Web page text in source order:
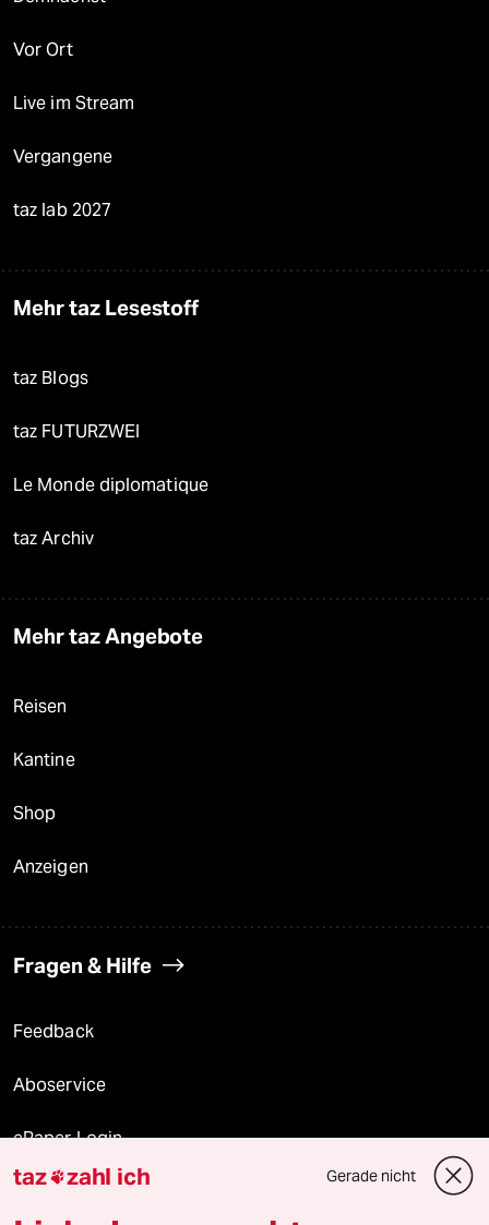
Vor Ort
Live im Stream
Vergangene
taz lab 2027
Mehr taz Lesestoff
taz Blogs
taz FUTURZWEI
Le Monde diplomatique
taz Archiv
Mehr taz Angebote
Reisen
Kantine
Shop
Anzeigen
Fragen & Hilfe
Feedback
Aboservice
ePaper Login
Downloads für Abonnierende
taz zahl ich Gerade nicht